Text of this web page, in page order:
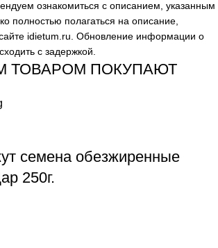
ознакомиться с описанием, указанным
полностью полагаться на описание,
idietum.ru . Обновление информации о
с задержкой.
ТОВАРОМ ПОКУПАЮТ
семена обезжиренные
250г.